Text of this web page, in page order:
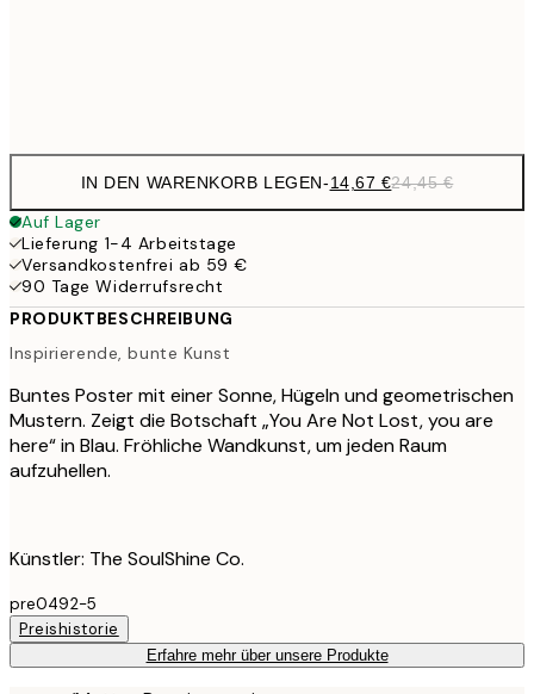
IN DEN WARENKORB LEGEN-14,67 €24,45 €
Auf Lager
Lieferung 1-4 Arbeitstage
Versandkostenfrei ab 59 €
90 Tage Widerrufsrecht
PRODUKTBESCHREIBUNG
Inspirierende, bunte Kunst
Buntes Poster mit einer Sonne, Hügeln und geometrischen
Mustern. Zeigt die Botschaft „You Are Not Lost, you are
here“ in Blau. Fröhliche Wandkunst, um jeden Raum
aufzuhellen.
Künstler: The SoulShine Co.
pre0492-5
Preishistorie
Erfahre mehr über unsere Produkte